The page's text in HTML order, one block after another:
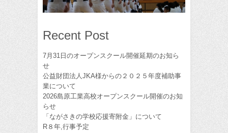
Recent Post
7月31日のオープンスクール開催延期のお知ら
せ
公益財団法人JKA様からの２０２５年度補助事
業について
2026島原工業高校オープンスクール開催のお知
らせ
「ながさきの学校応援寄附金」について
R８年,行事予定